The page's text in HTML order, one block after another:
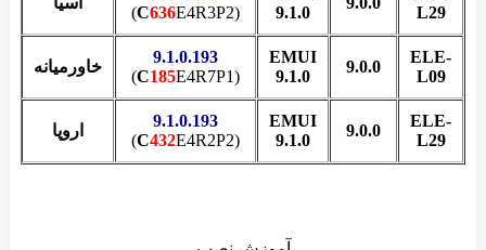
L29
9.1.0
(
C636E4R3P2)
ELE-
L09
9.0.0
EMUI
9.1.0
9.1.0.193
(
C185E4R7P1)
خاورمیانه
ELE-
L29
9.0.0
EMUI
9.1.0
9.1.0.193
(
C432E4R2P2)
اروپا